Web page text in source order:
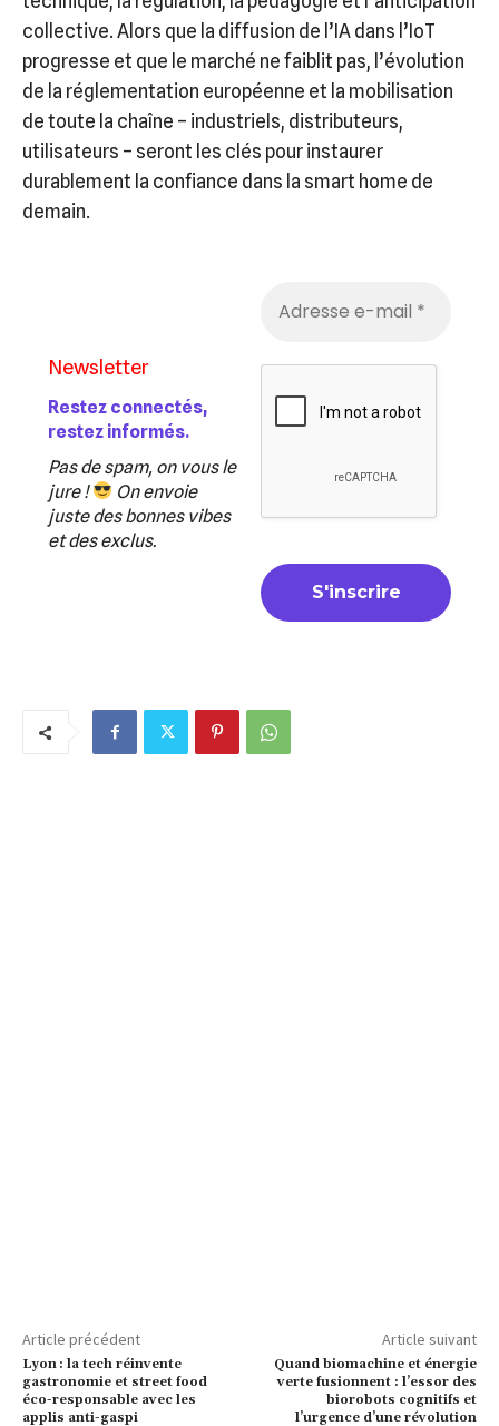
collective. Alors que la diffusion de l’IA dans l’IoT
progresse et que le marché ne faiblit pas, l’évolution
de la réglementation européenne et la mobilisation
de toute la chaîne – industriels, distributeurs,
utilisateurs – seront les clés pour instaurer
durablement la confiance dans la smart home de
demain.
Newsletter
Restez connectés,
restez informés.
Pas de spam, on vous le
jure !
On envoie
juste des bonnes vibes
et des exclus.
Article précédent
Lyon : la tech réinvente
gastronomie et street food
éco-responsable avec les
applis anti-gaspi
Article suivant
Quand biomachine et énergie
verte fusionnent : l’essor des
biorobots cognitifs et
l’urgence d’une révolution